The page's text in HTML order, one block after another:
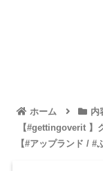
ホーム 内
【#gettingoverit 】
【#アップランド /